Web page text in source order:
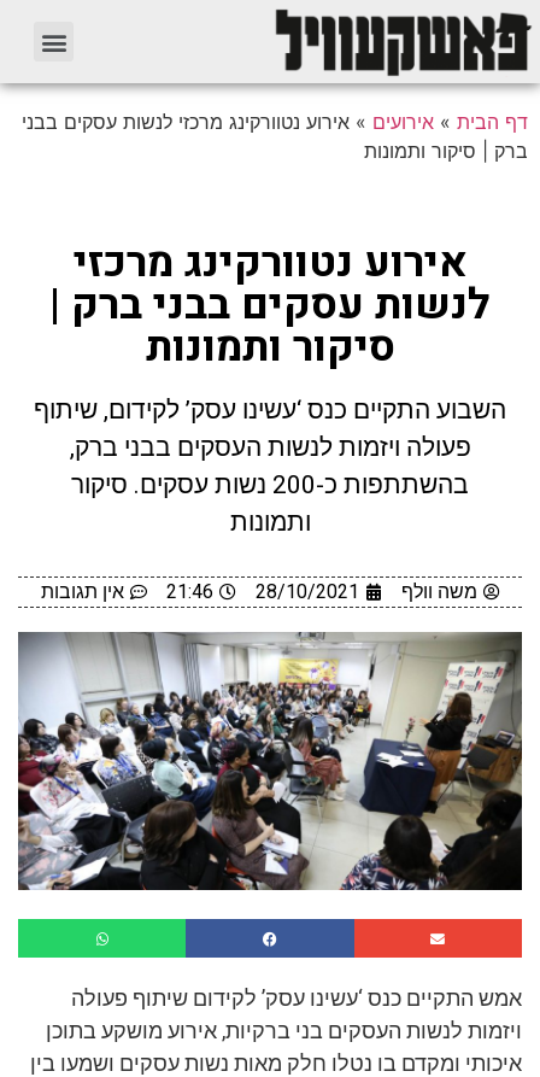
דף הבית » אירועים » אירוע נטוורקינג מרכזי לנשות עסקים בבני
ברק | סיקור ותמונות
אירוע נטוורקינג מרכזי
לנשות עסקים בבני ברק |
סיקור ותמונות
השבוע התקיים כנס ‘עשינו עסק’ לקידום, שיתוף
פעולה ויזמות לנשות העסקים בבני ברק,
בהשתתפות כ-200 נשות עסקים. סיקור
ותמונות
משה וולף 28/10/2021
21:46 אין תגובות
אמש התקיים כנס ‘עשינו עסק’ לקידום שיתוף פעולה
ויזמות לנשות העסקים בני ברקיות, אירוע מושקע בתוכן
איכותי ומקדם בו נטלו חלק מאות נשות עסקים ושמעו בין